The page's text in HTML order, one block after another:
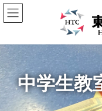
コ
ン
ツ
へ
ス
キ
ナ
ビ
シ
ョ
ン
に
中学生教